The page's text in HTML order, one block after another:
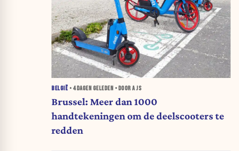
BELGIË • 4 DAGEN GELEDEN • DOOR A JS
Brussel: Meer dan 1000
handtekeningen om de deelscooters te
redden